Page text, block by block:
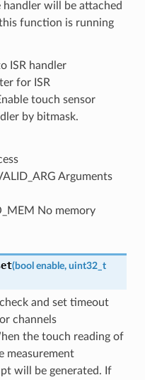
handler will be attached
function is running
ISR handler
for ISR
touch sensor
by bitmask.
Arguments
No memory
(bool enable, uint32_t
and set timeout
channels
the touch reading of
measurement
will be generated. If